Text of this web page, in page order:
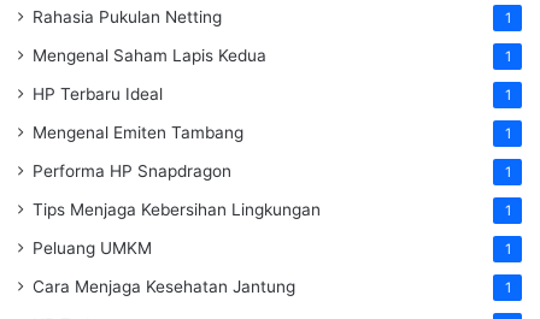
Rahasia Pukulan Netting 1
Mengenal Saham Lapis Kedua 1
HP Terbaru Ideal 1
Mengenal Emiten Tambang 1
Performa HP Snapdragon 1
Tips Menjaga Kebersihan Lingkungan 1
Peluang UMKM 1
Cara Menjaga Kesehatan Jantung 1